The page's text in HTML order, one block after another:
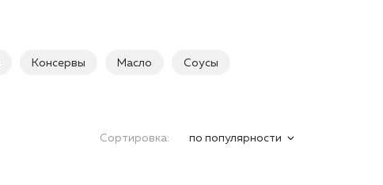
Консервы Масло Соусы
Сортировка: по популярности